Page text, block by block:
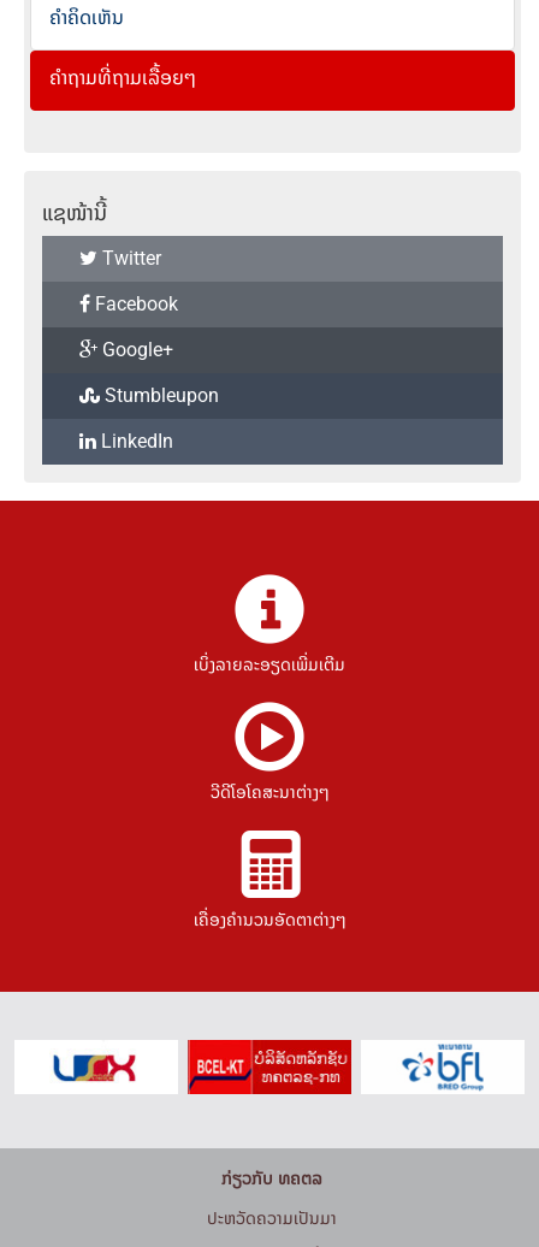
ຄຳຄິດເຫັນ
ຄໍາຖາມທີ່ຖາມເລື້ອຍໆ
ແຊໜ້ານີ້
Twitter
Facebook
Google+
Stumbleupon
LinkedIn
ເບິ່ງລາຍລະອຽດເພີ່ມເຕີມ
ວີດີໂອໂຄສະນາຕ່າງໆ
ເຄື່ອງຄຳນວນອັດຕາຕ່າງໆ
ກ່ຽວກັບ ທຄຕລ
ປະຫວັດຄວາມເປັນມາ